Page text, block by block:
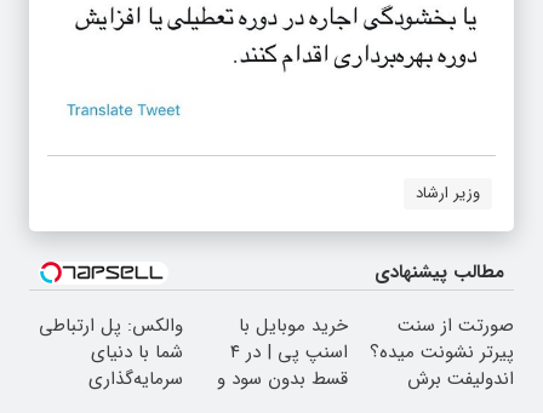
وزیر ارشاد
مطالب پیشنهادی
صورتت از سنت
پیرتر نشونت میده؟
اندولیفت برش
خرید موبایل با
اسنپ پی | در ۴
قسط بدون سود و
والکس: پل ارتباطی
شما با دنیای
سرمایه‌گذاری